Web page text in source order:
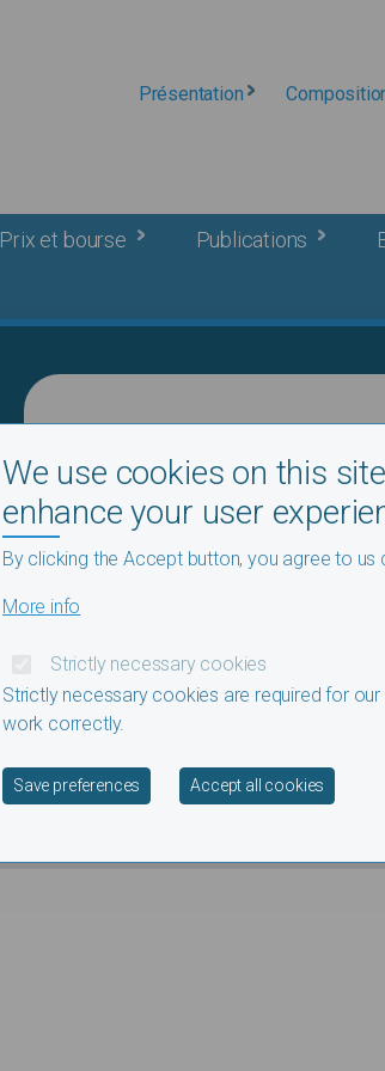
Présentation
Prix et bourse Publications
Breadcrumb
Accueil de la TORRE
Biografie Bibliografie
We use cookies on this
enhance your user
By clicking the Accept button, you agree to us
More info
Strictly necessary cookies
Strictly necessary cookies are required for
work correctly.
Save preferences Accept all cookies